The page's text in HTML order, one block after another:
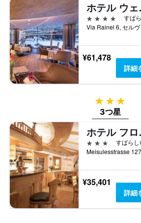
室
の
平
均
料
金
を
ま
す
て
い
ま
す。
表
の
Y
軸
1
去
3
日
間
に
見
つ
っ
た
を
表
し
て
い
ま
す
表
本
は、
客
室
の
平
料
を
ホテ
4つ星
すば
¥61,478
詳細
3つ星
3つ星
3つ星
すばらし
¥35,401
詳細